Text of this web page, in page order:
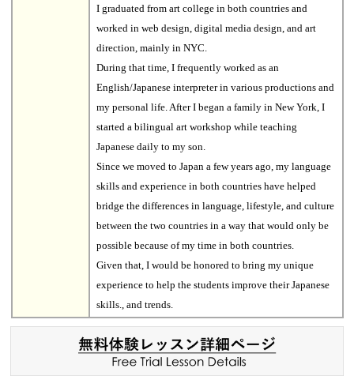
I graduated from art college in both countries and
worked in web design, digital media design, and art
direction, mainly in NYC.
During that time, I frequently worked as an
English/Japanese interpreter in various productions and
my personal life. After I began a family in New York, I
started a bilingual art workshop while teaching
Japanese daily to my son.
Since we moved to Japan a few years ago, my language
skills and experience in both countries have helped
bridge the differences in language, lifestyle, and culture
between the two countries in a way that would only be
possible because of my time in both countries.
Given that, I would be honored to bring my unique
experience to help the students improve their Japanese
skills., and trends.